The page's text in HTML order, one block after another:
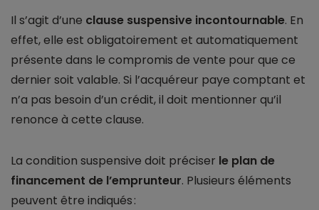
Il s’agit d’une clause suspensive incontournable. En
effet, elle est obligatoirement et automatiquement
présente dans le compromis de vente pour que ce
dernier soit valable. Si l’acquéreur paye comptant et
n’a pas besoin d’un crédit, il doit mentionner qu’il
renonce à cette clause.
La condition suspensive doit préciser le plan de
financement de l’emprunteur. Plusieurs éléments
peuvent être indiqués :